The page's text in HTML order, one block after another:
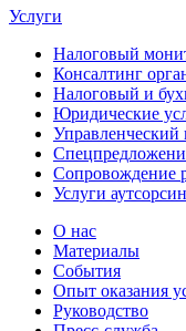
Услуги
Налоговый
Консалтинг
Налоговый и
Юридические
Сопровождение
Услуги
О нас
Материалы
События
Опыт оказания
Руководство